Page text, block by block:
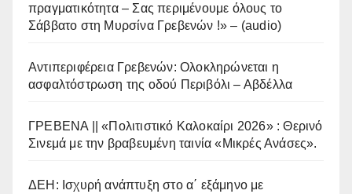
πραγματικότητα – Σας περιμένουμε όλους το
Σάββατο στη Μυρσίνα Γρεβενών !» – (audio)
Αντιπεριφέρεια Γρεβενών: Ολοκληρώνεται η
ασφαλτόστρωση της οδού Περιβόλι – Αβδέλλα
ΓΡΕΒΕΝΑ || «Πολιτιστικό Καλοκαίρι 2026» : Θερινό
Σινεμά με την βραβευμένη ταινία «Μικρές Ανάσες».
ΔΕΗ: Ισχυρή ανάπτυξη στο α΄ εξάμηνο με